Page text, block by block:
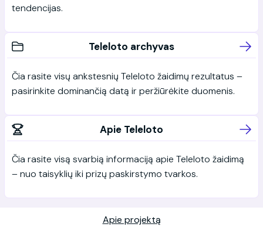
tendencijas.
Teleloto archyvas
Čia rasite visų ankstesnių Teleloto žaidimų rezultatus –
pasirinkite dominančią datą ir peržiūrėkite duomenis.
Apie Teleloto
Čia rasite visą svarbią informaciją apie Teleloto žaidimą
– nuo taisyklių iki prizų paskirstymo tvarkos.
Apie projektą